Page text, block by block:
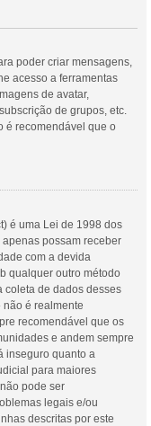
poder criar mensagens,
acesso a ferramentas
de avatar,
de grupos, etc.
é recomendável que o
é uma Lei de 1998 dos
possam receber
com a devida
qualquer outro método
coleta de dados desses
é realmente
recomendável que os
e andem sempre
inseguro quanto a
para maiores
pode ser
legais e/ou
descritas por este